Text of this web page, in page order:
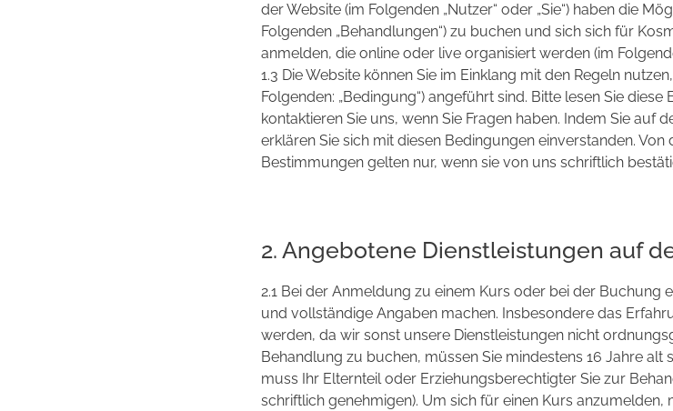
der Website (im Folgenden „Nutzer“ oder „Sie“) haben die
Folgenden „Behandlungen“) zu buchen und sich sich für
anmelden, die online oder live organisiert werden (im
1.3 Die Website können Sie im Einklang mit den Regeln
Folgenden: „Bedingung“) angeführt sind. Bitte lesen Sie
kontaktieren Sie uns, wenn Sie Fragen haben. Indem Sie auf
erklären Sie sich mit diesen Bedingungen einverstanden.
Bestimmungen gelten nur, wenn sie von uns schriftlich
2. Angebotene Dienstleistungen auf
2.1 Bei der Anmeldung zu einem Kurs oder bei der Buchung
und vollständige Angaben machen. Insbesondere das
werden, da wir sonst unsere Dienstleistungen nicht
Behandlung zu buchen, müssen Sie mindestens 16 Jahre alt
muss Ihr Elternteil oder Erziehungsberechtigter Sie zur
schriftlich genehmigen). Um sich für einen Kurs anzumelden,